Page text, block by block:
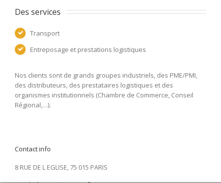
Des services
Transport
Entreposage et prestations logistiques
Nos clients sont de grands groupes industriels, des PME/PMI,
des distributeurs, des prestataires logistiques et des
organismes institutionnels (Chambre de Commerce, Conseil
Régional,…).
Contact info
8 RUE DE L EGLISE, 75 015 PARIS